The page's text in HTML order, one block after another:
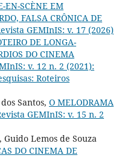
EN-SCÈNE EM
FALSA CRÔNICA DE
GEMInIS: v. 17 (2026)
DE LONGA-
DO CINEMA
v. 12 n. 2 (2021):
Roteiros
Santos, O MELODRAMA
GEMInIS: v. 15 n. 2
Lemos de Souza
DO CINEMA DE